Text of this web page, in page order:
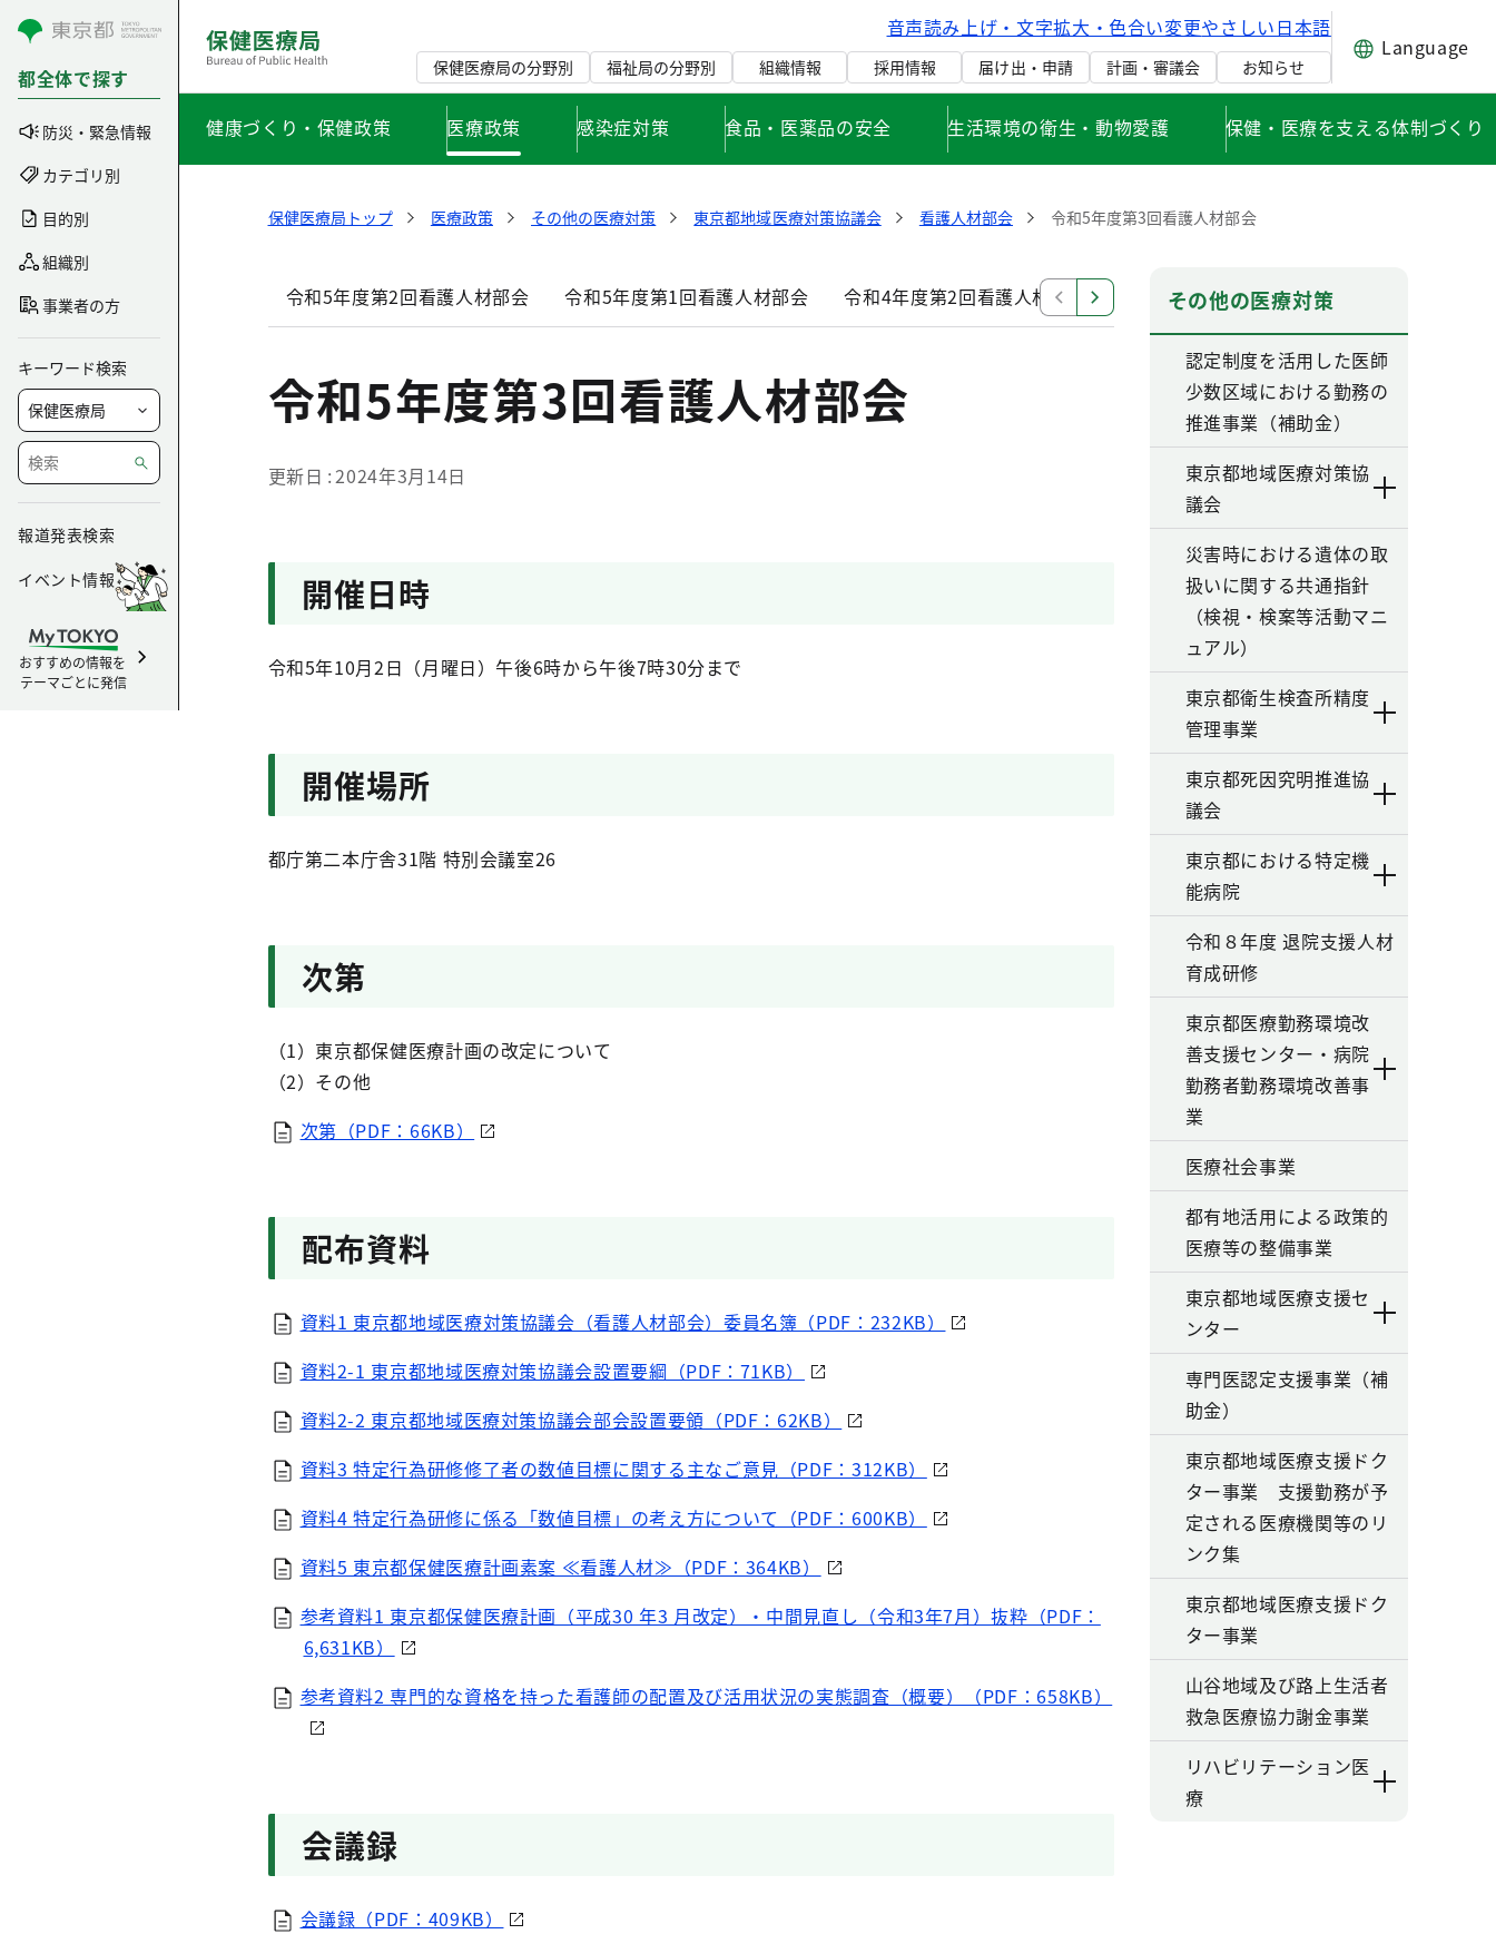
コンテンツにスキップ
都全体で探す
防災・緊急情報
カテゴリ別
目的別
組織別
事業者の方
キーワード検索
報道発表検索
イベント情報
おすすめの情報を
テーマごとに発信
音声読み上げ・文字拡大・色合い変更やさしい日本語
保健医療局の分野別 福祉局の分野別 組織情報 採用情報 届け出・申請 計画・審議会 お知らせ
Language
健康づくり・保健政策 医療政策 感染症対策 食品・医薬品の安全 生活環境の衛生・動物愛護 保健・医療を支える体制づくり
保健医療局トップ 医療政策 その他の医療対策 東京都地域医療対策協議会 看護人材部会 令和5年度第3回看護人材部会
令和5年度第2回看護人材部会 令和5年度第1回看護人材部会 令和4年度第2回看護人材部会 令和4年度第1回看護人材部会（書面開催）
令和5年度第3回看護人材部会
更新日 2024年3月14日
開催日時
令和5年10月2日（月曜日）午後6時から午後7時30分まで
開催場所
都庁第二本庁舎31階 特別会議室26
次第
（1）東京都保健医療計画の改定について
（2）その他
次第（PDF：66KB）
配布資料
資料1 東京都地域医療対策協議会（看護人材部会）委員名簿（PDF：232KB）
資料2-1 東京都地域医療対策協議会設置要綱（PDF：71KB）
資料2-2 東京都地域医療対策協議会部会設置要領（PDF：62KB）
資料3 特定行為研修修了者の数値目標に関する主なご意見（PDF：312KB）
資料4 特定行為研修に係る「数値目標」の考え方について（PDF：600KB）
資料5 東京都保健医療計画素案 ≪看護人材≫（PDF：364KB）
参考資料1 東京都保健医療計画（平成30 年3 月改定）・中間見直し（令和3年7月）抜粋（PDF：
6,631KB）
参考資料2 専門的な資格を持った看護師の配置及び活用状況の実態調査（概要）（PDF：658KB）
会議録
会議録（PDF：409KB）
その他の医療対策
認定制度を活用した医師
少数区域における勤務の
推進事業（補助金）
東京都地域医療対策協
議会
災害時における遺体の取
扱いに関する共通指針
（検視・検案等活動マニ
ュアル）
東京都衛生検査所精度
管理事業
東京都死因究明推進協
議会
東京都における特定機
能病院
令和８年度 退院支援人材
育成研修
東京都医療勤務環境改
善支援センター・病院
勤務者勤務環境改善事
業
医療社会事業
都有地活用による政策的
医療等の整備事業
東京都地域医療支援セ
ンター
専門医認定支援事業（補
助金）
東京都地域医療支援ドク
ター事業 支援勤務が予
定される医療機関等のリ
ンク集
東京都地域医療支援ドク
ター事業
山谷地域及び路上生活者
救急医療協力謝金事業
リハビリテーション医
療